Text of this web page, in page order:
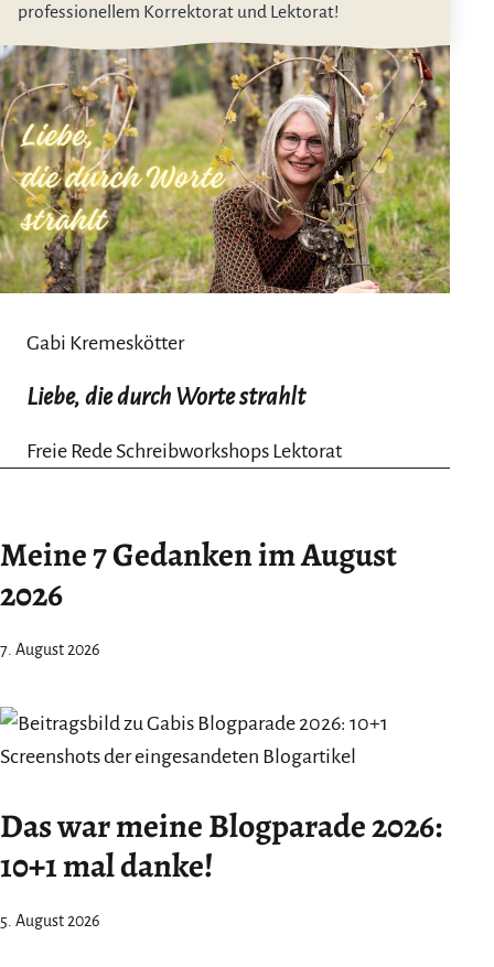
professionellem Korrektorat und Lektorat!
Gabi Kremeskötter
Liebe, die durch Worte strahlt
Freie Rede Schreibworkshops Lektorat
Meine 7 Gedanken im August
2026
7. August 2026
Das war meine Blogparade 2026:
10+1 mal danke!
5. August 2026